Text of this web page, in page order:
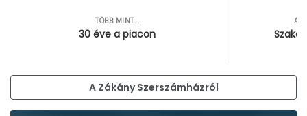
TÖBB MINT...
30 éve a piacon
A Zákány Szerszámházról